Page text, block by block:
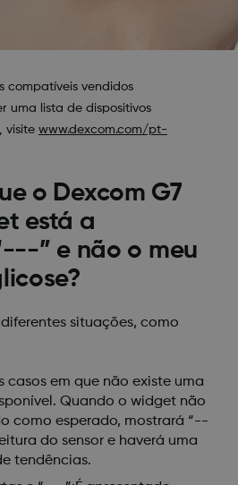
compatíveis vendidos
uma lista de dispositivos
visite www.dexcom.com/pt-
o Dexcom G7
está a
” e não o meu
situações, como
casos em que não existe uma
Quando o widget não
como esperado, mostrará “--
do sensor e haverá uma
tendências.